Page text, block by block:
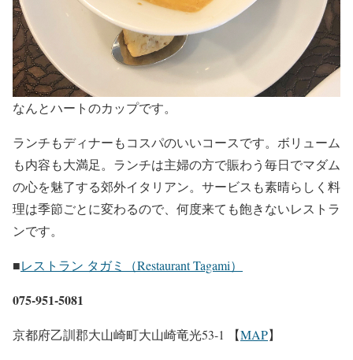
なんとハートのカップです。
ランチもディナーもコスパのいいコースです。ボリューム
も内容も大満足。ランチは主婦の方で賑わう毎日でマダム
の心を魅了する郊外イタリアン。サービスも素晴らしく料
理は季節ごとに変わるので、何度来ても飽きないレストラ
ンです。
■レストラン タガミ（Restaurant Tagami）
075-951-5081
京都府乙訓郡大山崎町大山崎竜光53-1 【MAP】